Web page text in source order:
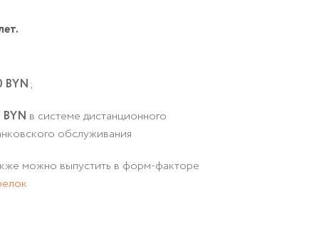
BYN;
BYN в системе дистанционного
обслуживания
можно выпустить в форм-факторе